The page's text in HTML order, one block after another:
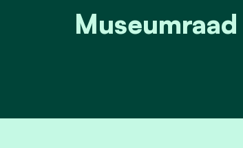
Museumraad